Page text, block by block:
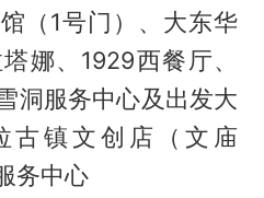
（1号门）、大东华
娜、1929西餐厅、
洞服务中心及出发大
古镇文创店（文庙
务中心